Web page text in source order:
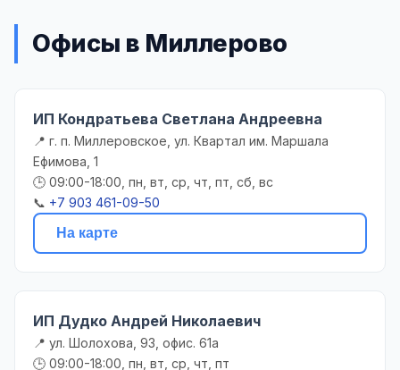
Офисы в Миллерово
ИП Кондратьева Светлана Андреевна
📍 г. п. Миллеровское, ул. Квартал им. Маршала
Ефимова, 1
🕒 09:00-18:00, пн, вт, ср, чт, пт, сб, вс
📞 +7 903 461-09-50
На карте
ИП Дудко Андрей Николаевич
📍 ул. Шолохова, 93, офис. 61а
🕒 09:00-18:00, пн, вт, ср, чт, пт